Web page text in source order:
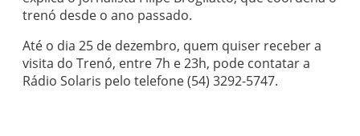
trenó desde o ano passado.
Até o dia 25 de dezembro, quem quiser receber a
visita do Trenó, entre 7h e 23h, pode contatar a
Rádio Solaris pelo telefone (54) 3292-5747.